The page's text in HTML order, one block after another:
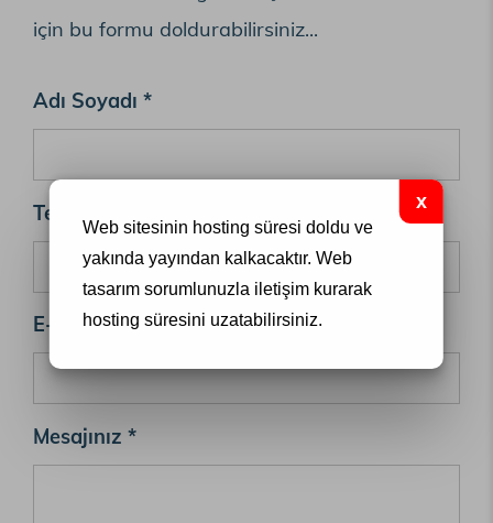
Web sitesinin hosting süresi doldu ve
yakında yayından kalkacaktır. Web
tasarımsorumlunuzla iletişim kurarak
hosting süresini uzatabilirsiniz.
için bu formu doldurabilirsiniz...
Adı Soyadı *
Telefon *
E-Mail *
Mesajınız *